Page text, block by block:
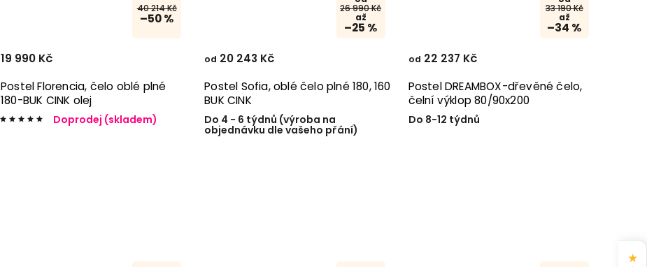
40 214 Kč
–50 %
Postel Florencia, čelo oblé plné
180-BUK CINK olej
Doprodej (skladem)
19 990 Kč
26 990 Kč
až
–25 %
Postel Sofia, oblé čelo plné 180, 160
BUK CINK
Do 4 - 6 týdnů (výroba na
objednávku dle vašeho přání)
od 20 243 Kč
33 190 Kč
až
–34 %
Postel DREAMBOX-dřevěné čelo,
čelní výklop 80/90x200
Do 8-12 týdnů
od 22 237 Kč
★